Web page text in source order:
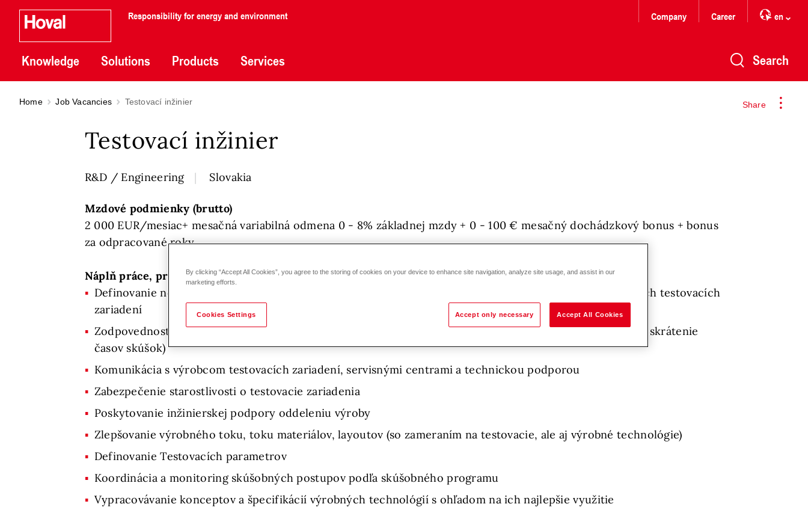
Responsibility for energy and environment
Knowledge Solutions Products Services
Company Career en
Search
Share
Home Job Vacancies Testovací inžinier
Testovací inžinier
R&D / Engineering Slovakia
Mzdové podmienky (brutto)
2 000 EUR/mesiac+ mesačná variabilná odmena 0 - 8% základnej mzdy + 0 - 100 € mesačný dochádzkový bonus + bonus
za odpracované roky
Náplň práce, právomoci a zodpovednosti
Definovanie nových testovacích postupov v spolupráci s vývojovým tímom a podieľanie sa na vývoji nových testovacích
zariadení
Zodpovednosť za zefektívnenie testovania (optimalizácia testovacích postupov, analýza výsledkov meraní, skrátenie
časov skúšok)
Komunikácia s výrobcom testovacích zariadení, servisnými centrami a technickou podporou
Zabezpečenie starostlivosti o testovacie zariadenia
Poskytovanie inžinierskej podpory oddeleniu výroby
Zlepšovanie výrobného toku, toku materiálov, layoutov (so zameraním na testovacie, ale aj výrobné technológie)
Definovanie Testovacích parametrov
Koordinácia a monitoring skúšobných postupov podľa skúšobného programu
Vypracovávanie konceptov a špecifikácií výrobných technológií s ohľadom na ich najlepšie využitie
By clicking “Accept All Cookies”, you agree to the storing of cookies on your device to enhance site navigation, analyze site usage, and assist in our
marketing efforts.
Cookies Settings Accept only necessary Accept All Cookies